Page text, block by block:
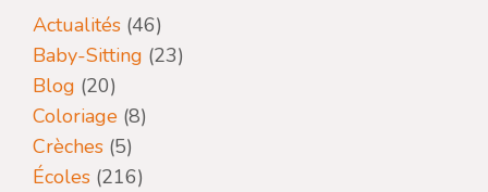
Actualités (46)
Baby-Sitting (23)
Blog (20)
Coloriage (8)
Crèches (5)
Écoles (216)